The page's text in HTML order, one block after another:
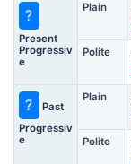
?
Present
Progressiv
e
Plain
Polite
?
Past
Progressiv
e
Plain
Polite